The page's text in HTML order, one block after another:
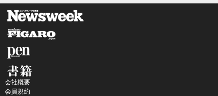
会社概要
会員規約